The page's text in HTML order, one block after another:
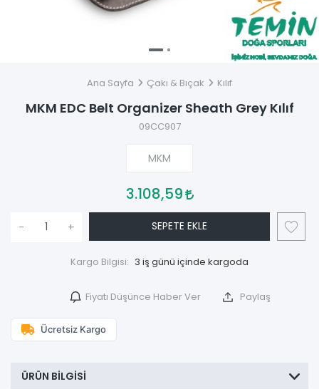
Ana Sayfa Çakı & Bıçak Kılıf
MKM EDC Belt Organizer Sheath Grey Kılıf
09CC907
MKM
3.108,59
- + SEPETE EKLE
Kargo Bilgisi: 3 iş günü içinde kargoda
Fiyatı Düşünce Haber Ver Paylaş
Ücretsiz Kargo
ÜRÜN BILGISI